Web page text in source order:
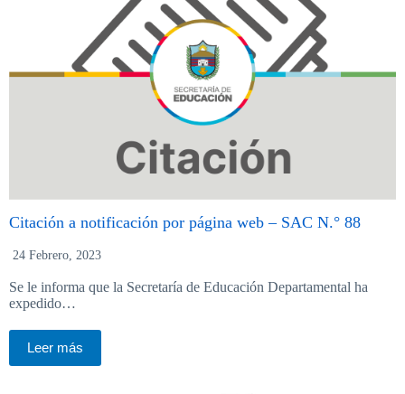
Citación a notificación por página web – SAC N.° 88
24 Febrero, 2023
Se le informa que la Secretaría de Educación Departamental ha
expedido…
Leer más